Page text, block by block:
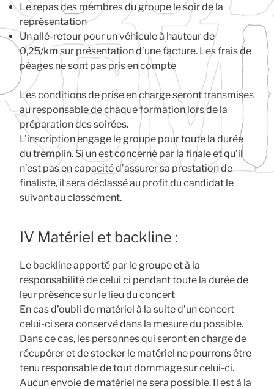
Le repas des membres du groupe le soir de la
représentation
Un allé-retour pour un véhicule à hauteur de
0,25/km sur présentation d’une facture. Les frais de
péages ne sont pas pris en compte
Les conditions de prise en charge seront transmises
au responsable de chaque formation lors de la
préparation des soirées.
L’inscription engage le groupe pour toute la durée
du tremplin. Si un est concerné par la finale et qu’il
n’est pas en capacité d’assurer sa prestation de
finaliste, il sera déclassé au profit du candidat le
suivant au classement.
IV Matériel et backline :
Le backline apporté par le groupe et à la
responsabilité de celui ci pendant toute la durée de
leur présence sur le lieu du concert
En cas d’oubli de matériel à la suite d’un concert
celui-ci sera conservé dans la mesure du possible.
Dans ce cas, les personnes qui seront en charge de
récupérer et de stocker le matériel ne pourrons être
tenu responsable de tout dommage sur celui-ci.
Aucun envoie de matériel ne sera possible. Il est à la